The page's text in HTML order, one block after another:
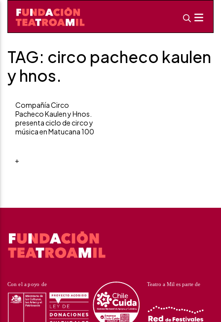
TAG: circo pacheco kaulen
y hnos.
Compañía Circo
Pacheco Kaulen y Hnos.
presenta ciclo de circo y
música en Matucana 100
+